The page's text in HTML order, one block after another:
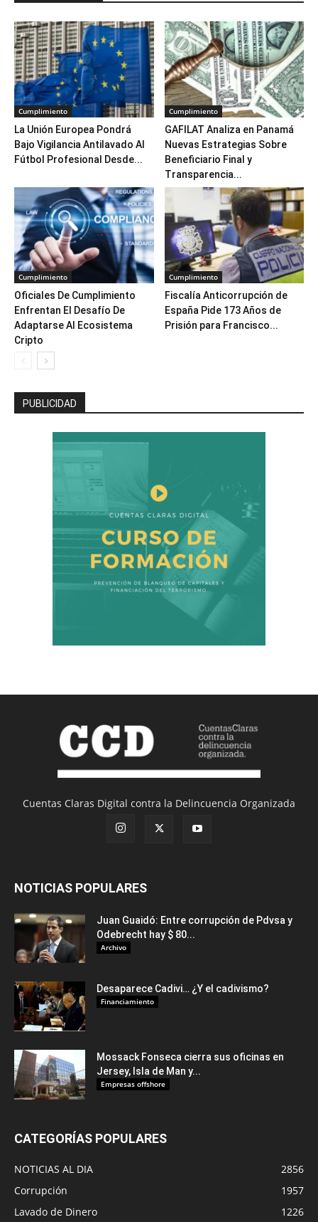
Cumplimiento
La Unión Europea Pondrá
Bajo Vigilancia Antilavado Al
Fútbol Profesional Desde...
Cumplimiento
GAFILAT Analiza en Panamá
Nuevas Estrategias Sobre
Beneficiario Final y
Transparencia...
Cumplimiento
Oficiales De Cumplimiento
Enfrentan El Desafío De
Adaptarse Al Ecosistema
Cripto
Cumplimiento
Fiscalía Anticorrupción de
España Pide 173 Años de
Prisión para Francisco...
PUBLICIDAD
Cuentas Claras Digital contra la Delincuencia Organizada
NOTICIAS POPULARES
Juan Guaidó: Entre corrupción de Pdvsa y
Odebrecht hay $ 80...
Archivo
Desaparece Cadivi… ¿Y el cadivismo?
Financiamiento
Mossack Fonseca cierra sus oficinas en
Jersey, Isla de Man y...
Empresas offshore
CATEGORÍAS POPULARES
NOTICIAS AL DIA
2856
Corrupción
1957
Lavado de Dinero
1226